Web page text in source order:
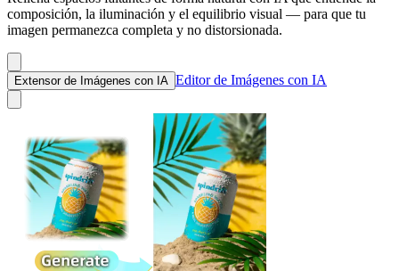
composición, la iluminación y el equilibrio visual — para que tu
imagen permanezca completa y no distorsionada.
Extensor de Imágenes con IA Editor de Imágenes con IA